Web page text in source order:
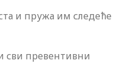
и пружа им следеће
сви превентивни